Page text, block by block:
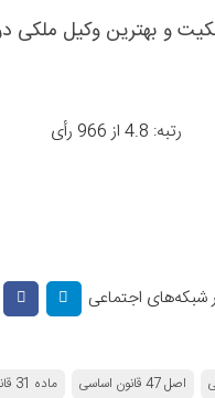
و بهترین وکیل ملکی
رتبه: 4.8 از 966 رأی
شبکه‌های اجتماعی
اصل 47 قانون اساسی ماده 31 قانون مدنی